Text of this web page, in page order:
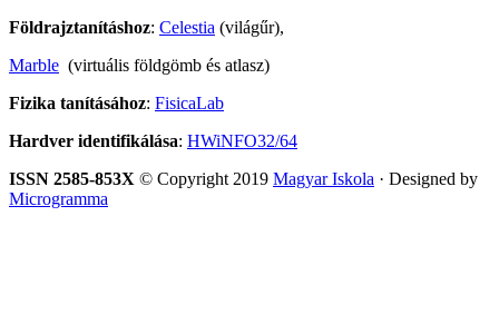
Földrajztanításhoz: Celestia (világűr),
Marble (virtuális földgömb és atlasz)
Fizika tanításához: FisicaLab
Hardver identifikálása: HWiNFO32/64
ISSN 2585-853X © Copyright 2019 Magyar Iskola · Designed by
Microgramma